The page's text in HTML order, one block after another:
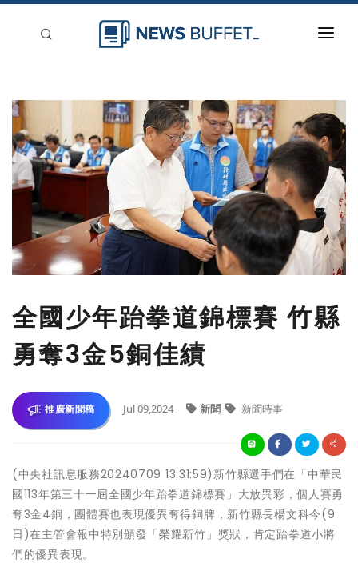
新聞稿分類
登入
刊登
全國少年跆拳道錦標賽 竹縣
勇奪3金5銅佳績
推廣新聞稿 Jul 09,2024 新聞 新聞時事
(中央社訊息服務20240709 13:31:59)新竹縣選手們在「中華民
國113年第三十一屆全國少年跆拳道錦標賽」大放異彩，個人賽勇
奪3金4銅，團體賽也表現優異奪得銅牌，新竹縣長楊文科今(9
日)在主管會報中特別頒發「榮耀新竹」獎狀，肯定跆拳道小將
們的優異表現。